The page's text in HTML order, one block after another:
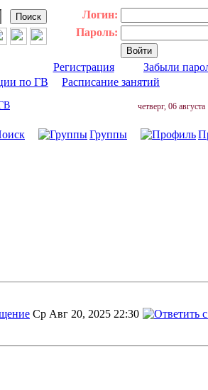
Логин:
Пароль:
Регистрация
Забыли
по ГВ Расписание занятий
четверг, 06 августа
Группы
Ср Авг 20, 2025 22:30